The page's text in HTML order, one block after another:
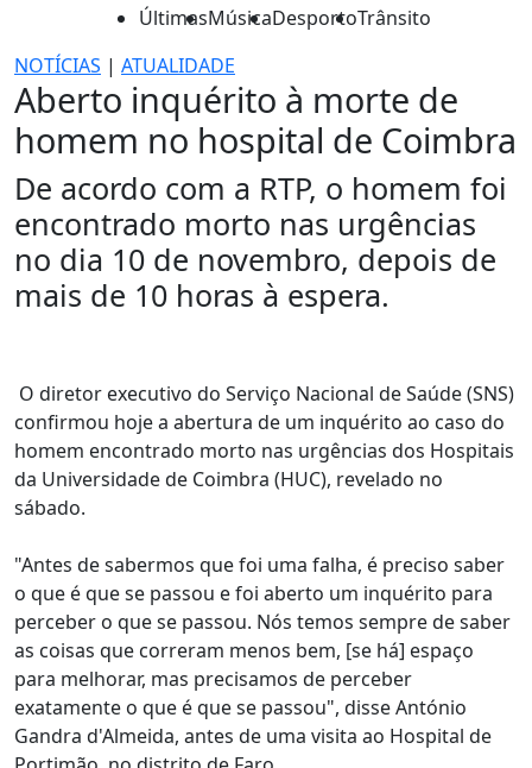
ÚltimasMúsicaDesportoTrânsito
NOTÍCIAS | ATUALIDADE
Aberto inquérito à morte de
homem no hospital de Coimbra
De acordo com a RTP, o homem foi
encontrado morto nas urgências
no dia 10 de novembro, depois de
mais de 10 horas à espera.
O diretor executivo do Serviço Nacional de Saúde (SNS)
confirmou hoje a abertura de um inquérito ao caso do
homem encontrado morto nas urgências dos Hospitais
da Universidade de Coimbra (HUC), revelado no
sábado.
"Antes de sabermos que foi uma falha, é preciso saber
o que é que se passou e foi aberto um inquérito para
perceber o que se passou. Nós temos sempre de saber
as coisas que correram menos bem, [se há] espaço
para melhorar, mas precisamos de perceber
exatamente o que é que se passou", disse António
Gandra d'Almeida, antes de uma visita ao Hospital de